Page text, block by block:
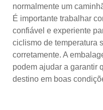
normalmente um
É importante trabalhar
confiável e experiente
ciclismo de temperatura
corretamente. A
podem ajudar a garantir
destino em boas